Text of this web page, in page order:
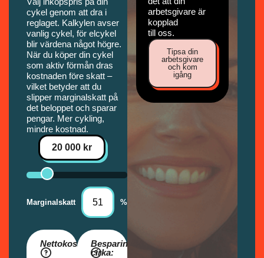
cykel genom att dra i
reglaget. Kalkylen avser
vanlig cykel, för elcykel
blir värdena något högre.
När du köper din cykel
som aktiv förmån dras
kostnaden före skatt –
vilket betyder att du
slipper marginalskatt på
det beloppet och sparar
pengar. Mer cykling,
mindre kostnad.
20 000 kr
Marginalskatt %
Nettokostnad:Besparing
cirka:
arbetsgivare är
kopplad
till oss.
Tipsa din
arbetsgivare
och kom
igång